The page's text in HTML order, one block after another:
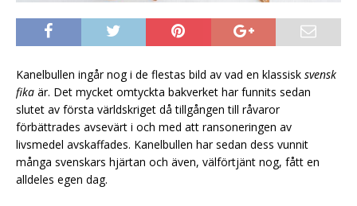
Kanelbullen ingår nog i de flestas bild av vad en klassisk svensk
fika är. Det mycket omtyckta bakverket har funnits sedan
slutet av första världskriget då tillgången till råvaror
förbättrades avsevärt i och med att ransoneringen av
livsmedel avskaffades. Kanelbullen har sedan dess vunnit
många svenskars hjärtan och även, välförtjänt nog, fått en
alldeles egen dag.